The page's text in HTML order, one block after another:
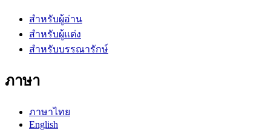
สำหรับผู้อ่าน
สำหรับผู้แต่ง
สำหรับบรรณารักษ์
ภาษา
ภาษาไทย
English